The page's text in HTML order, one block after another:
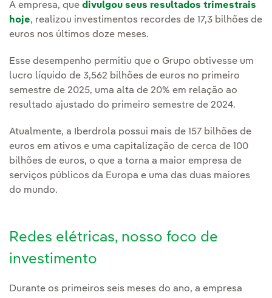
A empresa, que divulgou seus resultados trimestrais
hoje, realizou investimentos recordes de 17,3 bilhões de
euros nos últimos doze meses.
Esse desempenho permitiu que o Grupo obtivesse um
lucro líquido de 3,562 bilhões de euros no primeiro
semestre de 2025, uma alta de 20% em relação ao
resultado ajustado do primeiro semestre de 2024.
Atualmente, a Iberdrola possui mais de 157 bilhões de
euros em ativos e uma capitalização de cerca de 100
bilhões de euros, o que a torna a maior empresa de
serviços públicos da Europa e uma das duas maiores
do mundo.
Redes elétricas, nosso foco de
investimento
Durante os primeiros seis meses do ano, a empresa